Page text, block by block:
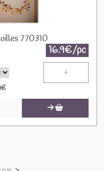
770310
16.9€/pc
+
€